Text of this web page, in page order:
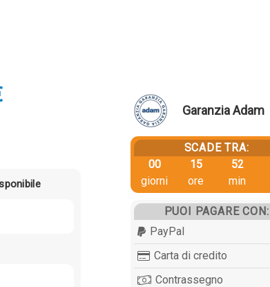
Il
Garanzia Adam
SCADE TRA:
00
giorni
15
ore
52
min
PUOI PAGARE CON:
PayPal
Carta di credito
Contrassegno